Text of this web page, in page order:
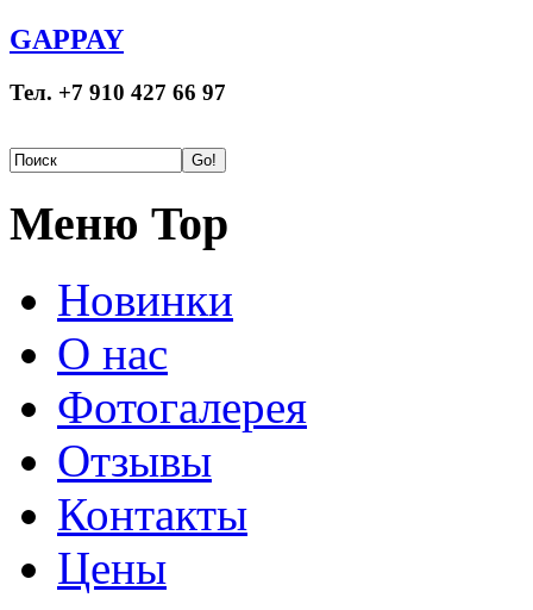
GAPPAY
Тел. +7 910 427 66 97
Меню Top
Новинки
О нас
Фотогалерея
Отзывы
Контакты
Цены